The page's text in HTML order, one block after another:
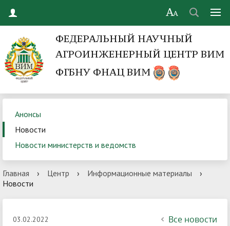
ФЕДЕРАЛЬНЫЙ НАУЧНЫЙ
АГРОИНЖЕНЕРНЫЙ ЦЕНТР ВИМ
ФГБНУ ФНАЦ ВИМ
Анонсы
Новости
Новости министерств и ведомств
Главная › Центр › Информационные материалы
›
Новости
03.02.2022 Все новости